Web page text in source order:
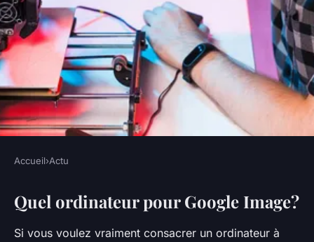
Quel PC pour faire de la 3D ?
•5 octobre 2022 •2 min de lecture
Accueil›Actu
Quel ordinateur pour Google Image?
Si vous voulez vraiment consacrer un ordinateur à